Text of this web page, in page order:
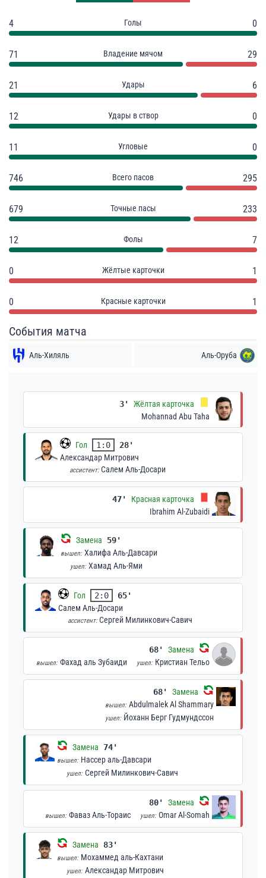
4 Голы 0
71 Владение мячом 29
21 Удары 6
12 Удары в створ 0
11 Угловые 0
746 Всего пасов 295
679 Точные пасы 233
12 Фолы 7
0 Жёлтые карточки 1
0 Красные карточки 1
События матча
Аль-Хиляль Аль-Оруба
3'
Жёлтая карточка
Mohannad Abu Taha
Гол 1:0
28'
Александар Митрович
ассистент:Салем Аль-Досари
47'
Красная карточка
Ibrahim Al-Zubaidi
Замена 59'
вышел: Халифа Аль-Давсари
ушел: Хамад Аль-Ями
Гол 2:0
65'
Салем Аль-Досари
ассистент:Сергей Милинкович-Савич
68' Замена
вышел: Фахад аль Зубаиди ушел: Кристиан Тельо
68' Замена
вышел: Abdulmalek Al Shammary
ушел: Йоханн Берг Гудмундссон
Замена 74'
вышел: Нассер аль-Давсари
ушел: Сергей Милинкович-Савич
80' Замена
вышел: Фаваз Аль-Тораис ушел: Omar Al-Somah
Замена 83'
вышел: Мохаммед аль-Кахтани
ушел: Александар Митрович